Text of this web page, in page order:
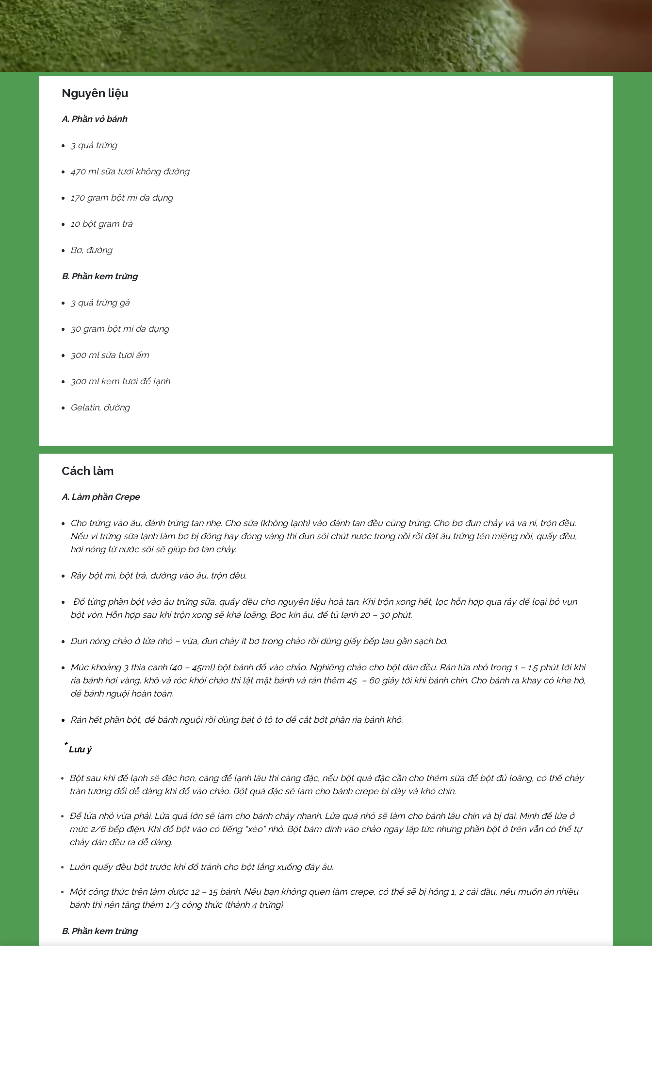
Nguyên liệu
A. Phần vỏ bánh
3 quả trứng
470 ml sữa tươi không đường
170 gram bột mì đa dụng
10 bột gram trà
Bơ, đường
B. Phần kem trứng
3 quả trứng gà
30 gram bột mì đa dụng
300 ml sữa tươi ấm
300 ml kem tươi để lạnh
Gelatin, đường
Cách làm
A. Làm phần Crepe
Cho trứng vào âu, đánh trứng tan nhẹ. Cho sữa (không lạnh) vào đánh tan đều cùng trứng. Cho bơ đun chảy và va ni, trộn đều.
Nếu vì trứng sữa lạnh làm bơ bị đông hay đóng váng thì đun sôi chút nước trong nồi rồi đặt âu trứng lên miệng nồi, quấy đều,
hơi nóng từ nước sôi sẽ giúp bơ tan chảy.
Rây bột mì, bột trà, đường vào âu, trộn đều.
Đổ từng phần bột vào âu trứng sữa, quấy đều cho nguyên liệu hoà tan. Khi trộn xong hết, lọc hỗn hợp qua rây để loại bỏ vụn
bột vón. Hỗn hợp sau khi trộn xong sẽ khá loãng. Bọc kín âu, để tủ lạnh 20 – 30 phút.
Đun nóng chảo ở lửa nhỏ – vừa, đun chảy ít bơ trong chảo rồi dùng giấy bếp lau gần sạch bơ.
Múc khoảng 3 thìa canh (40 – 45ml) bột bánh đổ vào chảo. Nghiêng chảo cho bột dàn đều. Rán lửa nhỏ trong 1 – 1.5 phút tới khi
rìa bánh hơi vàng, khô và róc khỏi chảo thì lật mặt bánh và rán thêm 45 – 60 giây tới khi bánh chín. Cho bánh ra khay có khe hở,
để bánh nguội hoàn toàn.
Rán hết phần bột, để bánh nguội rồi dùng bát ô tô to để cắt bớt phần rìa bánh khô.
* Lưu ý
Bột sau khi để lạnh sẽ đặc hơn, càng để lạnh lâu thì càng đặc, nếu bột quá đặc cần cho thêm sữa để bột đủ loãng, có thể chảy
tràn tương đối dễ dàng khi đổ vào chảo. Bột quá đặc sẽ làm cho bánh crepe bị dày và khó chín.
Để lửa nhỏ vừa phải. Lửa quá lớn sẽ làm cho bánh cháy nhanh. Lửa quá nhỏ sẽ làm cho bánh lâu chín và bị dai. Mình để lửa ở
mức 2/6 bếp điện. Khi đổ bột vào có tiếng “xèo” nhỏ. Bột bám dính vào chảo ngay lập tức nhưng phần bột ở trên vẫn có thể tự
chảy dàn đều ra dễ dàng.
Luôn quấy đều bột trước khi đổ tránh cho bột lắng xuống đáy âu.
Một công thức trên làm được 12 – 15 bánh. Nếu bạn không quen làm crepe, có thể sẽ bị hỏng 1, 2 cái đầu, nếu muốn ăn nhiều
bánh thì nên tăng thêm 1/3 công thức (thành 4 trứng)
B. Phần kem trứng